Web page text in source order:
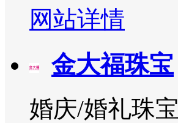
网站详情
金大福珠宝
婚庆/婚礼珠宝